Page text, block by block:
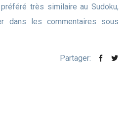
très similaire au Sudoku,
dans les commentaires sous
Partager: